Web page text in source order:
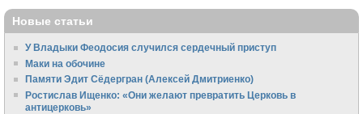
Новые статьи
У Владыки Феодосия случился сердечный приступ
Маки на обочине
Памяти Эдит Сёдергран (Алексей Дмитриенко)
Ростислав Ищенко: «Они желают превратить Церковь в
антицерковь»